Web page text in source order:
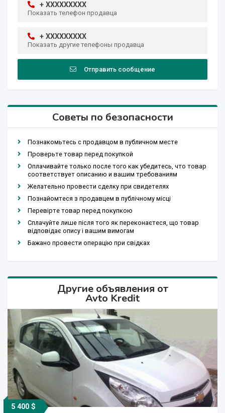
+ XXXXXXXXX
Показать телефон продавца
+ XXXXXXXXX
Показать другие телефоны продавца
Отправить сообщение
Советы по безопасности
Познакомьтесь с продавцом в публичном месте
Проверьте товар перед покупкой
Оплачивайте только после того как убедитесь, что товар
соответствует описанию и вашим требованиям
Желательно провести сделку при свидетелях
Познайомтеся з продавцем в публічному місці
Перевірте товар перед покупкою
Сплачуйте лише після того як переконаєтеся, що товар
відповідає опису і вашим вимогам
Бажано провести операцію при свідках
Другие объявления от
Avto Kredit
21 940 250 сўм
12 000 $
13 700 $
5 400 $ 6 900 $
7 000 $
6 600 $
5 500 $
4 800 $
21 940 250 сўм
12 000 $